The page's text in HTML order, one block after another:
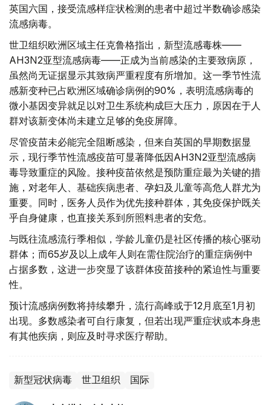
英国六国，接受流感样症状检测的患者中超过半数确诊感染
流感病毒。
世卫组织欧洲区域主任克鲁格指出，新型流感毒株——
AH3N2亚型流感病毒——正成为当前感染的主要致病原，
虽然尚无证据显示其致病严重程度有所增加。这一季节性流
感新变种已占欧洲区域确诊病例的90%，表明流感病毒的
微小基因变异就足以对卫生系统构成巨大压力，原因在于人
群对该新变体尚未建立足够的免疫屏障。
尽管疫苗未必能完全阻断感染，但来自英国的早期数据显
示，现行季节性流感疫苗可显著降低因AH3N2亚型流感病
毒导致重症的风险。接种疫苗依然是预防重症最为关键的措
施，对老年人、基础疾病患者、孕妇及儿童等高危人群尤为
重要。同时，医务人员作为优先接种群体，其免疫保护既关
乎自身健康，也直接关系到所照料患者的安危。
与既往流感流行季相似，学龄儿童仍是社区传播的核心驱动
群体；而65岁及以上成年人则在需住院治疗的重症病例中
占据多数，这进一步突显了该群体疫苗接种的紧迫性与重要
性。
预计流感病例数将持续攀升，流行高峰或于12月底至1月初
出现。多数感染者可自行康复，但若出现严重症状或本身患
有其他疾病，则应及时寻求医疗帮助。
新型冠状病毒 世卫组织 国际